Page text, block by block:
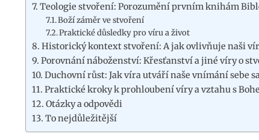
Teologie stvoření: Porozumění prvním knihám
Boží záměr ve stvoření
Praktické důsledky pro víru a život
Historický kontext stvoření: A jak ovlivňuje naši
Porovnání náboženství: Křesťanství a jiné víry o
Duchovní růst: Jak víra utváří naše vnímání sebe
Praktické kroky k prohloubení víry a vztahu s
Otázky a odpovědi
To nejdůležitější